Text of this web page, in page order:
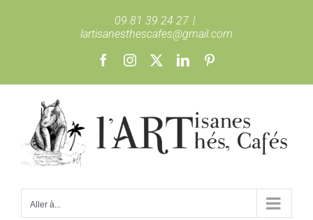
09 81 39 24 27 |
lartisanesthescafes@gmail.com
FacebookInstagram LinkedIn
Aller à...